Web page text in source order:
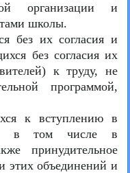
организации и
школы.
без их согласия и
без согласия их
к труду, не
программой,
к вступлению в
в том числе в
принудительное
этих объединений и